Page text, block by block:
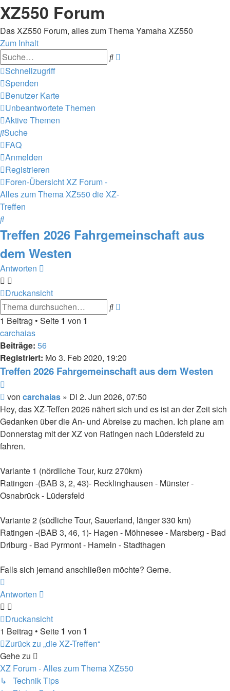
XZ550 Forum
Das XZ550 Forum, alles zum Thema Yamaha XZ550
Zum Inhalt
Suche
Schnellzugriff
Spenden
Benutzer Karte
Unbeantwortete Themen
Aktive Themen
Suche
FAQ
Anmelden
Registrieren
Foren-ÜbersichtXZ Forum -
Alles zum Thema XZ550 die XZ-
Treffen
Suche
Treffen 2026 Fahrgemeinschaft aus
dem Westen
Antworten
Druckansicht
Suche
1 Beitrag • Seite 1 von 1
carchaias
Beiträge: 56
Registriert: Mo 3. Feb 2020, 19:20
Treffen 2026 Fahrgemeinschaft aus dem Westen
Beitrag
von carchaias » Di 2. Jun 2026, 07:50
Hey, das XZ-Teffen 2026 nähert sich und es ist an der Zeit sich
Gedanken über die An- und Abreise zu machen. Ich plane am
Donnerstag mit der XZ von Ratingen nach Lüdersfeld zu
fahren.
Variante 1 (nördliche Tour, kurz 270km)
Ratingen -(BAB 3, 2, 43)- Recklinghausen - Münster -
Osnabrück - Lüdersfeld
Variante 2 (südliche Tour, Sauerland, länger 330 km)
Ratingen -(BAB 3, 46, 1)- Hagen - Möhnesee - Marsberg - Bad
Driburg - Bad Pyrmont - Hameln - Stadthagen
Falls sich jemand anschließen möchte? Gerne.
oben
Antworten
Druckansicht
1 Beitrag • Seite 1 von 1
Zurück zu „die XZ-Treffen“
Gehe zu
XZ Forum - Alles zum Thema XZ550
↳ Technik Tips